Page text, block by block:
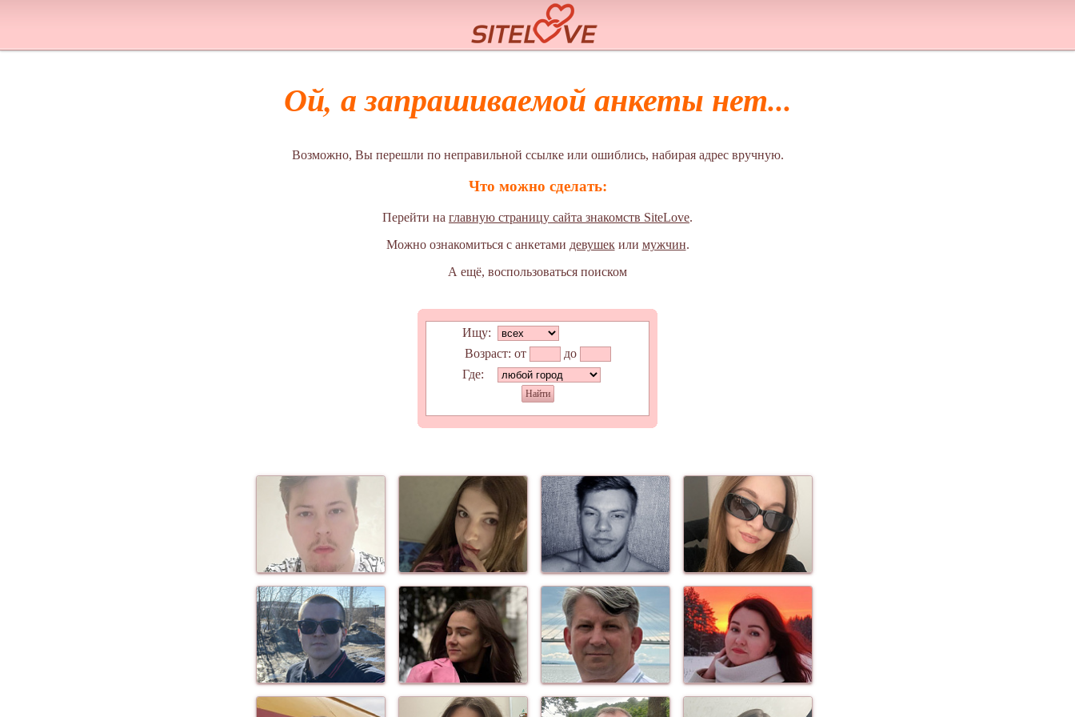
Ой, а запрашиваемой анкеты нет...
Возможно, Вы перешли по неправильной ссылке или ошиблись, набирая адрес вручную.
Что можно сделать:
Перейти на главную страницу сайта знакомств SiteLove.
Можно ознакомиться с анкетами девушекили мужчин.
А ещё, воспользоваться поиском
Ищу:
Возраст: от
до
Где:
Найти